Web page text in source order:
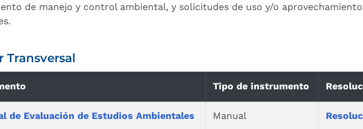
de manejo y control ambiental, y solicitudes de uso y/o
Transversal
Tipo de instrumento
de Evaluación de Estudios Ambientales Manual